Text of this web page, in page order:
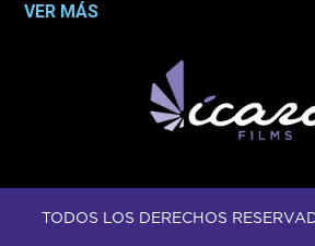
VER MÁS
TODOS LOS DERECHOS